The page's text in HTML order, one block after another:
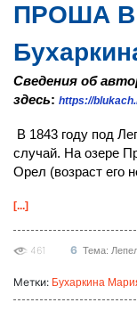
ПРОША В
Сведения об
здесь: https://
В 1843 году под
случай. На озере
Орел (возраст его
[...]
461 6 Тема:
Метки: Бухаркина